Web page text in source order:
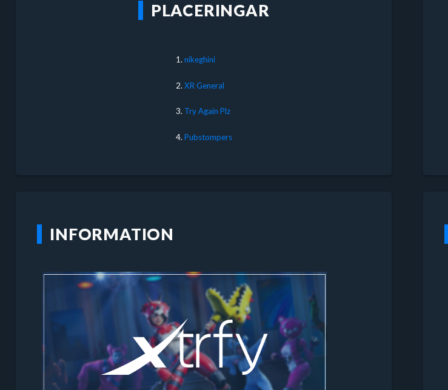
PLACERINGAR
1.nikeghini
2. XR General
3. Try Again Plz
4. Pubstompers
INFORMATION